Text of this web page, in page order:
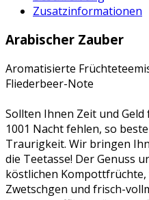
Zusatzinformationen
Arabischer Zauber
Aromatisierte
Fliederbeer-Note
Sollten Ihnen Zeit und Geld
1001 Nacht fehlen, so
Traurigkeit. Wir bringen
die Teetasse! Der Genuss
köstlichen
Zwetschgen und frisch-